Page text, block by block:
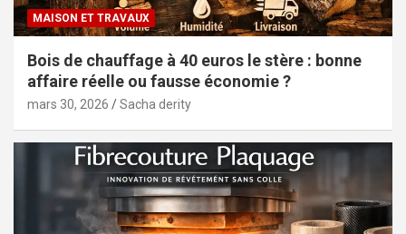
MAISON ET TRAVAUX
Bois de chauffage à 40 euros le stère : bonne
affaire réelle ou fausse économie ?
mars 30, 2026 Sacha derity